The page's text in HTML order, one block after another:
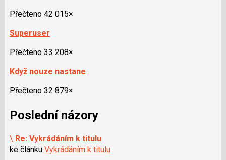
Přečteno 42 015×
Superuser
Přečteno 33 208×
Když nouze nastane
Přečteno 32 879×
Poslední názory
\ Re: Vykrádáním k titulu
ke článku Vykrádáním k titulu